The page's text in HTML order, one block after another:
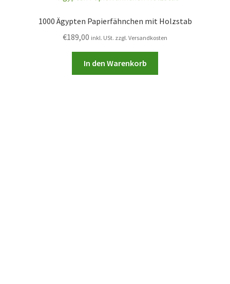
1000 Ägypten Papierfähnchen mit Holzstab
€189,00 inkl. USt. zzgl. Versandkosten
In den Warenkorb